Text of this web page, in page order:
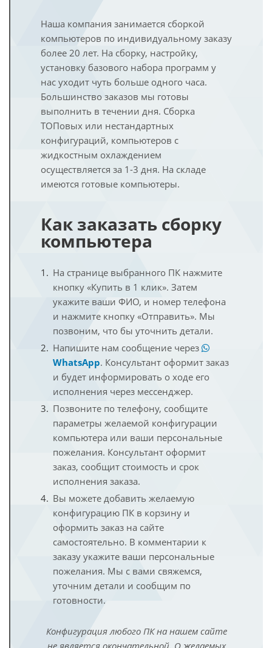
Наша компания занимается сборкой
компьютеров по индивидуальному заказу
более 20 лет. На сборку, настройку,
установку базового набора программ у
нас уходит чуть больше одного часа.
Большинство заказов мы готовы
выполнить в течении дня. Сборка
ТОПовых или нестандартных
конфигураций, компьютеров с
жидкостным охлаждением
осуществляется за 1-3 дня. На складе
имеются готовые компьютеры.
Как заказать сборку
компьютера
На странице выбранного ПК нажмите
кнопку «Купить в 1 клик». Затем
укажите ваши ФИО, и номер телефона
и нажмите кнопку «Отправить». Мы
позвоним, что бы уточнить детали.
Напишите нам сообщение через
WhatsApp. Консультант оформит заказ
и будет информировать о ходе его
исполнения через мессенджер.
Позвоните по телефону, сообщите
параметры желаемой конфигурации
компьютера или ваши персональные
пожелания. Консультант оформит
заказ, сообщит стоимость и срок
исполнения заказа.
Вы можете добавить желаемую
конфигурацию ПК в корзину и
оформить заказ на сайте
самостоятельно. В комментарии к
заказу укажите ваши персональные
пожелания. Мы с вами свяжемся,
уточним детали и сообщим по
готовности.
Конфигурация любого ПК на нашем сайте
не является окончательной. О желаемых